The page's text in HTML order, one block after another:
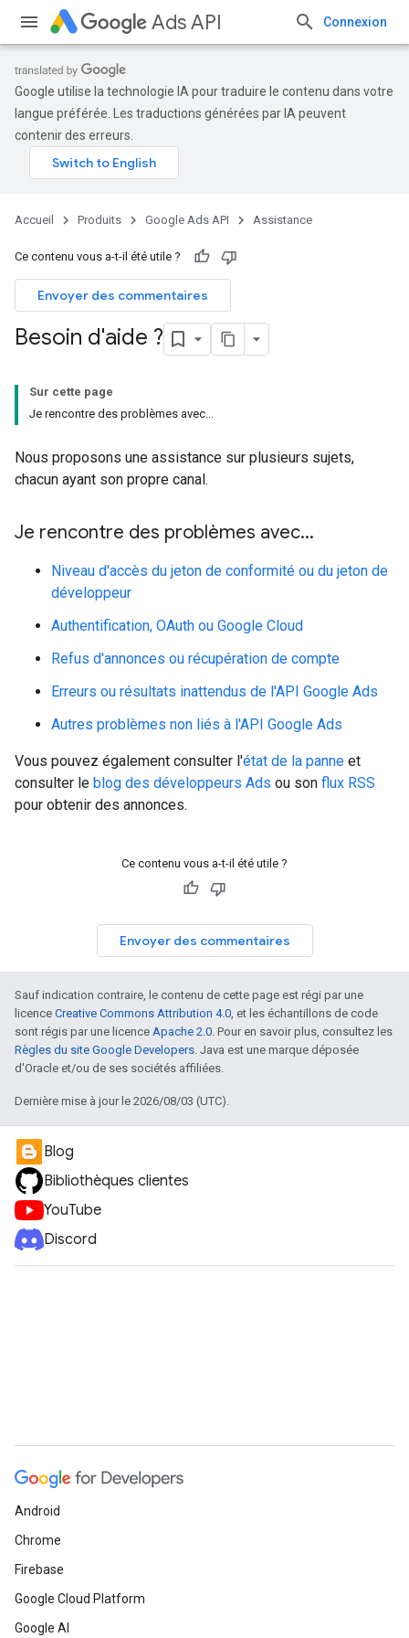
Ads API Connexion
Google utilise la technologie IA pour traduire le contenu dans votre
langue préférée. Les traductions générées par IA peuvent
contenir des erreurs.
Accueil Produits Google Ads API Assistance
Ce contenu vous a-t-il été utile ?
Envoyer des commentaires
Besoin d'aide ?
Sur cette page
Je rencontre des problèmes avec...
Nous proposons une assistance sur plusieurs sujets,
chacun ayant son propre canal.
Je rencontre des problèmes avec...
Niveau d'accès du jeton de conformité ou du jeton de
développeur
Authentification, OAuth ou Google Cloud
Refus d'annonces ou récupération de compte
Erreurs ou résultats inattendus de l'API Google Ads
Autres problèmes non liés à l'API Google Ads
Vous pouvez également consulter l'état de la panne et
consulter le blog des développeurs Ads ou son flux RSS
pour obtenir des annonces.
Ce contenu vous a-t-il été utile ?
Envoyer des commentaires
Sauf indication contraire, le contenu de cette page est régi par une
licence Creative Commons Attribution 4.0, et les échantillons de code
sont régis par une licence Apache 2.0. Pour en savoir plus, consultez les
Règles du site Google Developers. Java est une marque déposée
d'Oracle et/ou de ses sociétés affiliées.
Dernière mise à jour le 2026/08/03 (UTC).
Blog
Bibliothèques clientes
YouTube
Discord
Android
Chrome
Firebase
Google Cloud Platform
Google AI